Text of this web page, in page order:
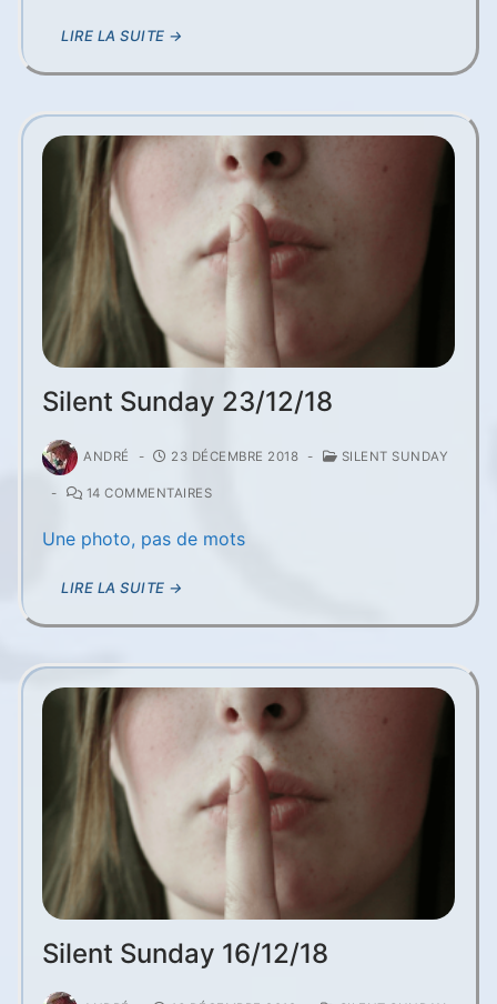
LIRE LA SUITE →
Silent Sunday 23/12/18
ANDRÉ - 23 DÉCEMBRE 2018 - SILENT SUNDAY
- 14 COMMENTAIRES
Une photo, pas de mots
LIRE LA SUITE →
Silent Sunday 16/12/18